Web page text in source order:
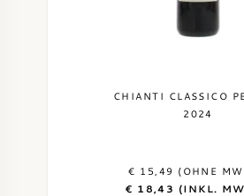
CHIANTI CLASSICO
2024
€ 15,49 (OHNE
€ 18,43 (INKL.